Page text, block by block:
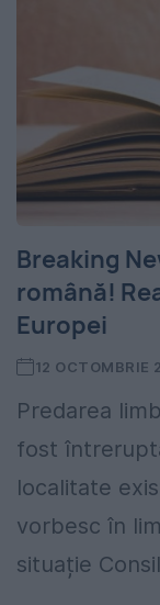
Breaking
română!
Europei
12 OCTOMBRIE
Predarea
fost
localitate
vorbesc în
situație